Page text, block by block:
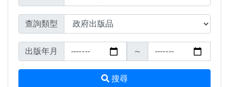
查詢類型
出版年月 ～
搜尋